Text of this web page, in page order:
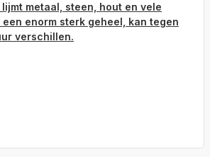
metaal, steen, hout en vele
enorm sterk geheel, kan tegen
verschillen.